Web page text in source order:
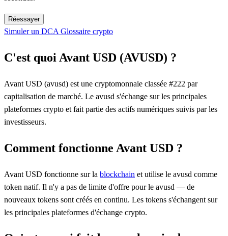
Réessayer
Simuler un DCA Glossaire crypto
C'est quoi Avant USD (AVUSD) ?
Avant USD (avusd) est une cryptomonnaie classée #222 par
capitalisation de marché. Le avusd s'échange sur les principales
plateformes crypto et fait partie des actifs numériques suivis par les
investisseurs.
Comment fonctionne Avant USD ?
Avant USD fonctionne sur la blockchain et utilise le avusd comme
token natif. Il n'y a pas de limite d'offre pour le avusd — de
nouveaux tokens sont créés en continu. Les tokens s'échangent sur
les principales plateformes d'échange crypto.